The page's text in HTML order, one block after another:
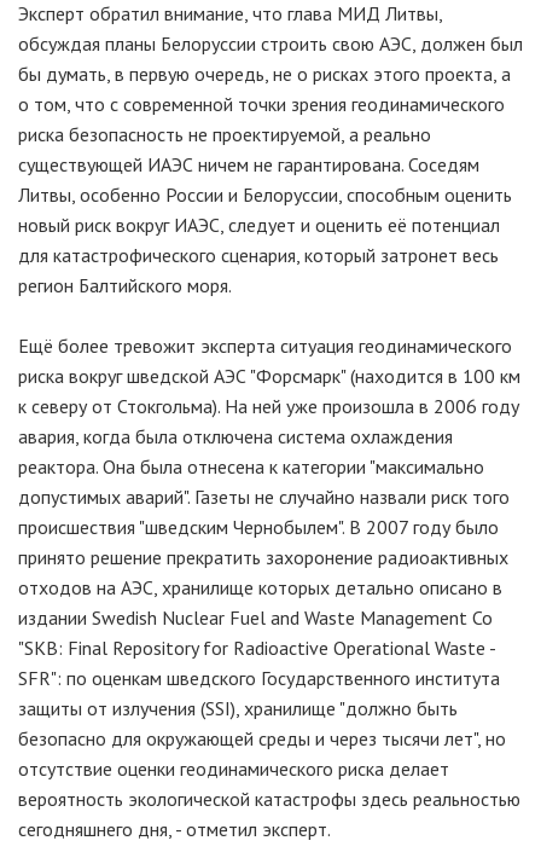
Эксперт обратил внимание, что глава МИД Литвы,
обсуждая планы Белоруссии строить свою АЭС, должен был
бы думать, в первую очередь, не о рисках этого проекта, а
о том, что с современной точки зрения геодинамического
риска безопасность не проектируемой, а реально
существующей ИАЭС ничем не гарантирована. Соседям
Литвы, особенно России и Белоруссии, способным оценить
новый риск вокруг ИАЭС, следует и оценить её потенциал
для катастрофического сценария, который затронет весь
регион Балтийского моря.
Ещё более тревожит эксперта ситуация геодинамического
риска вокруг шведской АЭС "Форсмарк" (находится в 100 км
к северу от Стокгольма). На ней уже произошла в 2006 году
авария, когда была отключена система охлаждения
реактора. Она была отнесена к категории "максимально
допустимых аварий". Газеты не случайно назвали риск того
происшествия "шведским Чернобылем". В 2007 году было
принято решение прекратить захоронение радиоактивных
отходов на АЭС, хранилище которых детально описано в
издании Swedish Nuclear Fuel and Waste Management Co
"SKB: Final Repository for Radioactive Operational Waste -
SFR": по оценкам шведского Государственного института
защиты от излучения (SSI), хранилище "должно быть
безопасно для окружающей среды и через тысячи лет", но
отсутствие оценки геодинамического риска делает
вероятность экологической катастрофы здесь реальностью
сегодняшнего дня, - отметил эксперт.